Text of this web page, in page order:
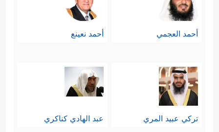
أحمد العجمي أحمد نعينع
تركي عبيد المري عبد الهادي كناكري